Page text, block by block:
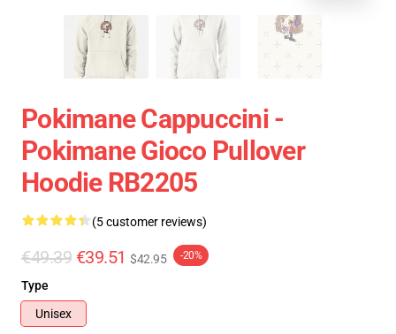
Pokimane Cappuccini -
Pokimane Gioco Pullover
Hoodie RB2205
(5 customer reviews)
€49.39 €39.51 $42.95 -20%
Type
Unisex